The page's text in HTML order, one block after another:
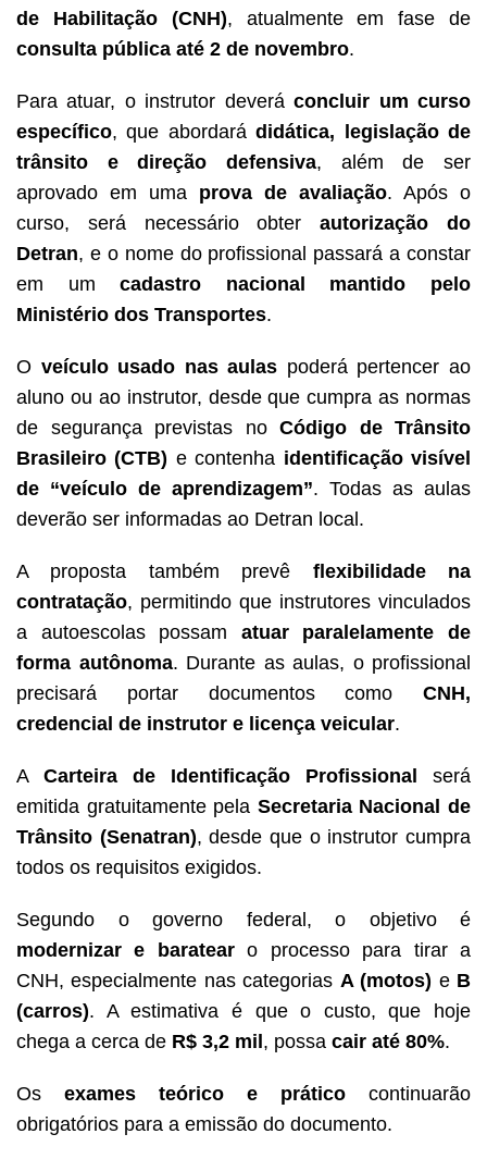
de Habilitação (CNH), atualmente em fase de
consulta pública até 2 de novembro.
Para atuar, o instrutor deveráconcluir um curso
específico, que abordarádidática, legislação de
trânsito e direção defensiva, além de ser
aprovado em uma prova de avaliação. Após o
curso, será necessário obterautorização do
Detran, e o nome do profissional passará a constar
em umcadastro nacional mantido pelo
Ministério dos Transportes.
O veículo usado nas aulas poderá pertencer ao
aluno ou ao instrutor, desde que cumpra as normas
de segurança previstas no Código de Trânsito
Brasileiro (CTB) e contenha identificação visível
de “veículo de aprendizagem”. Todas as aulas
deverão ser informadas ao Detran local.
A proposta também prevê flexibilidade na
contratação, permitindo que instrutores vinculados
a autoescolas possam atuar paralelamente de
forma autônoma. Durante as aulas, o profissional
precisará portar documentos como CNH,
credencial de instrutor e licença veicular.
A Carteira de Identificação Profissional
será
emitida gratuitamente pela Secretaria Nacional de
Trânsito (Senatran), desde que o instrutor cumpra
todos os requisitos exigidos.
Segundo o governo federal, o objetivo é
modernizar e baratearo processo para tirar a
CNH, especialmente nas categorias A (motos) e B
(carros). A estimativa é que o custo, que hoje
chega a cerca de R$ 3,2 mil , possa cair até 80%.
Os exames teórico e prático continuarão
obrigatórios para a emissão do documento.